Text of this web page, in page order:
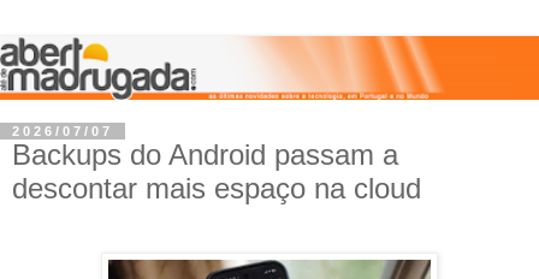
2026/07/07
Backups do Android passam a
descontar mais espaço na cloud